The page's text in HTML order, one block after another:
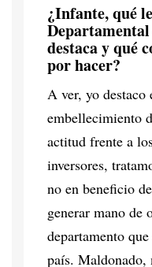
¿Infante, qué
destaca y qué
por hacer?
A ver, yo
embellecimiento
actitud frente a
inversores,
no en beneficio
generar mano de
departamento
país. Maldonado,